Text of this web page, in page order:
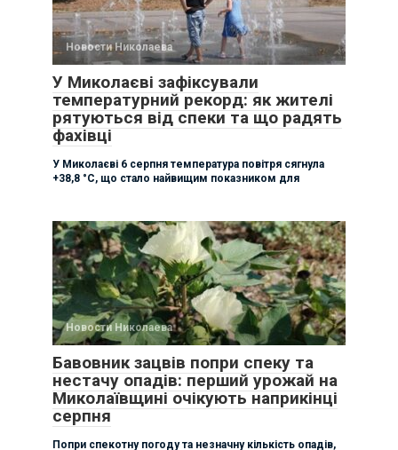
Новости Николаева
У Миколаєві зафіксували
температурний рекорд: як жителі
рятуються від спеки та що радять
фахівці
У Миколаєві 6 серпня температура повітря сягнула
+38,8 °C, що стало найвищим показником для
Новости Николаева
Бавовник зацвів попри спеку та
нестачу опадів: перший урожай на
Миколаївщині очікують наприкінці
серпня
Попри спекотну погоду та незначну кількість опадів,